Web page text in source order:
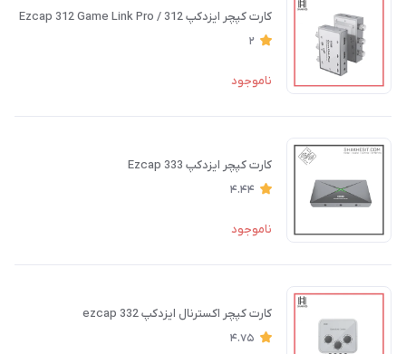
کارت کپچر ایزدکپ 312 / Ezcap 312 Game Link Pro
2
ناموجود
کارت کپچر ایزدکپ Ezcap 333
4.44
ناموجود
کارت کپچر اکسترنال ایزدکپ ezcap 332
4.75